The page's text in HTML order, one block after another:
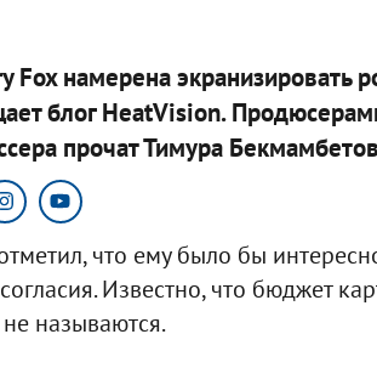
Fox намерена
блог HeatVision.
прочат Тимура
что ему было бы
Известно, что бюджет
называются.